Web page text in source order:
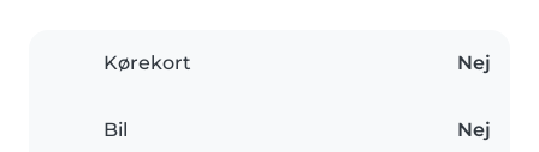
Kørekort Nej
Bil Nej